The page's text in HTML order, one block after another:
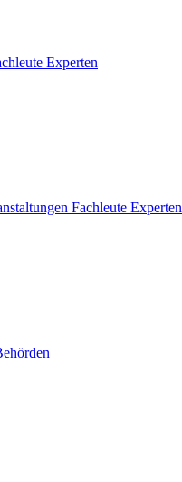
Experten
Fachleute Experten